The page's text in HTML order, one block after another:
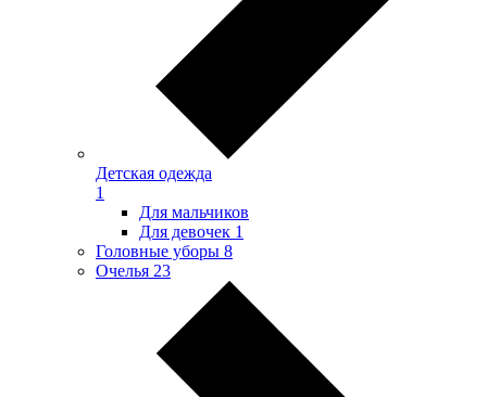
Детская одежда
1
Для мальчиков
Для девочек 1
Головные уборы 8
Очелья 23